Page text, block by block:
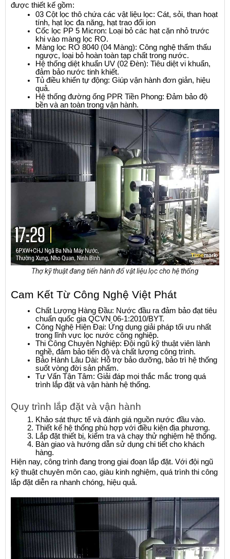
được thiết kế gồm:
03 Cột lọc thô chứa các vật liệu lọc: Cát, sỏi, than hoạt
tính, hạt lọc đa năng, hạt trao đổi ion
Cốc lọc PP 5 Micron: Loại bỏ các hạt cặn nhỏ trước
khi vào màng lọc RO.
Màng lọc RO 8040 (04 Màng): Công nghệ thẩm thấu
ngược, loại bỏ hoàn toàn tạp chất trong nước.
Hệ thống diệt khuẩn UV (02 Đèn): Tiêu diệt vi khuẩn,
đảm bảo nước tinh khiết.
Tủ điều khiển tự động: Giúp vận hành đơn giản, hiệu
quả.
Hệ thống đường ống PPR Tiền Phong: Đảm bảo độ
bền và an toàn trong vận hành.
Thợ kỹ thuật đang tiến hành đổ vật liệu lọc cho hệ thống
Cam Kết Từ Công Nghệ Việt Phát
Chất Lượng Hàng Đầu: Nước đầu ra đảm bảo đạt tiêu
chuẩn quốc gia QCVN 06-1:2010/BYT.
Công Nghệ Hiện Đại: Ứng dụng giải pháp tối ưu nhất
trong lĩnh vực lọc nước công nghiệp.
Thi Công Chuyên Nghiệp: Đội ngũ kỹ thuật viên lành
nghề, đảm bảo tiến độ và chất lượng công trình.
Bảo Hành Lâu Dài: Hỗ trợ bảo dưỡng, bảo trì hệ thống
suốt vòng đời sản phẩm.
Tư Vấn Tận Tâm: Giải đáp mọi thắc mắc trong quá
trình lắp đặt và vận hành hệ thống.
Quy trình lắp đặt và vận hành
Khảo sát thực tế và đánh giá nguồn nước đầu vào.
Thiết kế hệ thống phù hợp với điều kiện địa phương.
Lắp đặt thiết bị, kiểm tra và chạy thử nghiệm hệ thống.
Bàn giao và hướng dẫn sử dụng chi tiết cho khách
hàng.
Hiện nay, công trình đang trong giai đoạn lắp đặt. Với đội ngũ
kỹ thuật chuyên môn cao, giàu kinh nghiệm, quá trình thi công
lắp đặt diễn ra nhanh chóng, hiệu quả.